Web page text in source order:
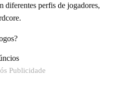
diferentes perfis de jogadores,
Publicidade